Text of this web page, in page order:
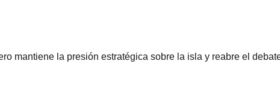
mantiene la presión estratégica sobre la isla y reabre el